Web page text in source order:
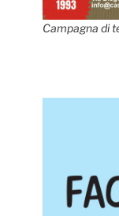
Campagna di